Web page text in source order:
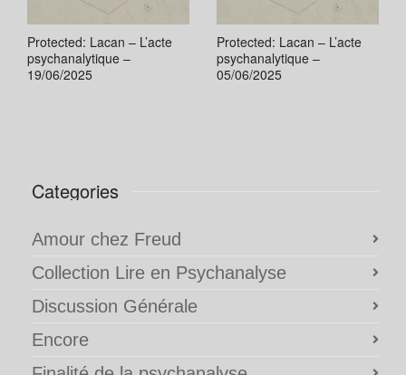
Protected: Lacan – L’acte
psychanalytique –
19/06/2025
Protected: Lacan – L’acte
psychanalytique –
05/06/2025
Categories
Amour chez Freud
Collection Lire en Psychanalyse
Discussion Générale
Encore